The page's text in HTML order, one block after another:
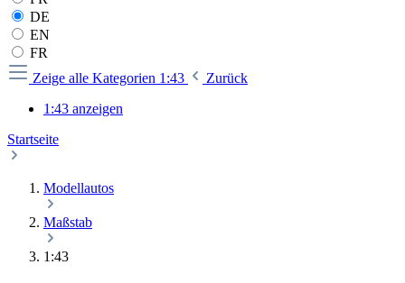
DE
EN
FR
Zeige alle Kategorien 1:43
Zurück
1:43 anzeigen
Startseite
Modellautos
Maßstab
1:43